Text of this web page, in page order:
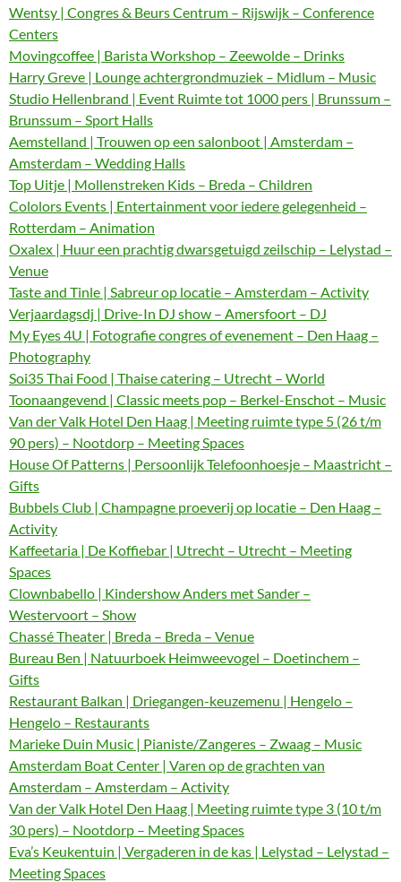
Wentsy | Congres & Beurs Centrum – Rijswijk – Conference
Centers
Movingcoffee | Barista Workshop – Zeewolde – Drinks
Harry Greve | Lounge achtergrondmuziek – Midlum – Music
Studio Hellenbrand | Event Ruimte tot 1000 pers | Brunssum –
Brunssum – Sport Halls
Aemstelland | Trouwen op een salonboot | Amsterdam –
Amsterdam – Wedding Halls
Top Uitje | Mollenstreken Kids – Breda – Children
Cololors Events | Entertainment voor iedere gelegenheid –
Rotterdam – Animation
Oxalex | Huur een prachtig dwarsgetuigd zeilschip – Lelystad –
Venue
Taste and Tinle | Sabreur op locatie – Amsterdam – Activity
Verjaardagsdj | Drive-In DJ show – Amersfoort – DJ
My Eyes 4U | Fotografie congres of evenement – Den Haag –
Photography
Soi35 Thai Food | Thaise catering – Utrecht – World
Toonaangevend | Classic meets pop – Berkel-Enschot – Music
Van der Valk Hotel Den Haag | Meeting ruimte type 5 (26 t/m
90 pers) – Nootdorp – Meeting Spaces
House Of Patterns | Persoonlijk Telefoonhoesje – Maastricht –
Gifts
Bubbels Club | Champagne proeverij op locatie – Den Haag –
Activity
Kaffeetaria | De Koffiebar | Utrecht – Utrecht – Meeting
Spaces
Clownbabello | Kindershow Anders met Sander –
Westervoort – Show
Chassé Theater | Breda – Breda – Venue
Bureau Ben | Natuurboek Heimweevogel – Doetinchem –
Gifts
Restaurant Balkan | Driegangen-keuzemenu | Hengelo –
Hengelo – Restaurants
Marieke Duin Music | Pianiste/Zangeres – Zwaag – Music
Amsterdam Boat Center | Varen op de grachten van
Amsterdam – Amsterdam – Activity
Van der Valk Hotel Den Haag | Meeting ruimte type 3 (10 t/m
30 pers) – Nootdorp – Meeting Spaces
Eva’s Keukentuin | Vergaderen in de kas | Lelystad – Lelystad –
Meeting Spaces